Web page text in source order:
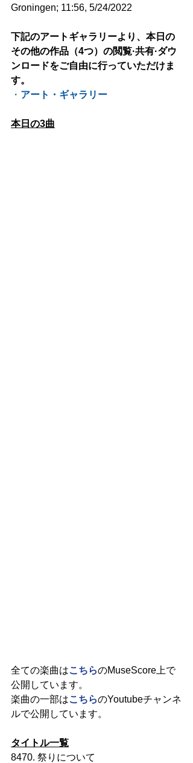
Groningen; 11:56, 5/24/2022
下記のアートギャラリーより、本日の
その他の作品（4つ）の閲覧·共有·ダウ
ンロードをご自由に行っていただけま
す。
・ アート・ギャラリー
本日の3曲
全ての楽曲はこちらのMuseScore上で
公開しています。
楽曲の一部はこちらのYoutubeチャンネ
ルで公開しています。
タイトル一覧
8470. 祭りについて